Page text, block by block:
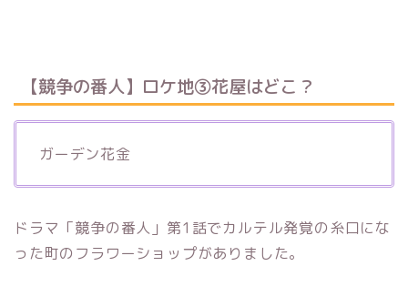
【競争の番人】ロケ地③花屋はどこ？
ガーデン花金
ドラマ「競争の番人」第1話でカルテル発覚の糸口にな
った町のフラワーショップがありました。